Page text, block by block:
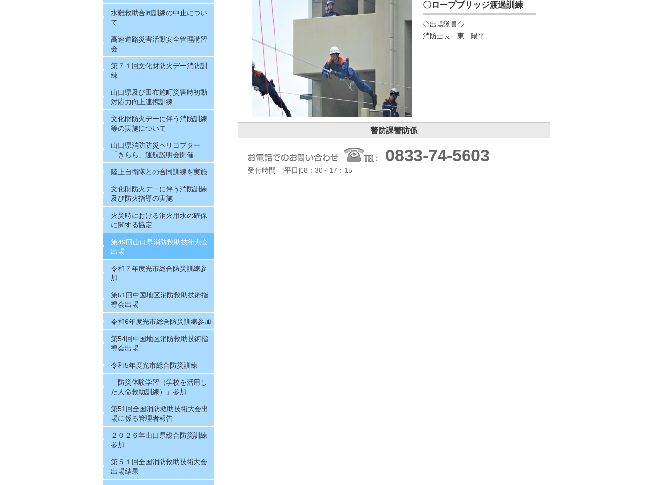
水難救助合同訓練の中止につい
て
高速道路災害活動安全管理講習
会
第７１回文化財防火デー消防訓
練
山口県及び田布施町災害時初動
対応力向上連携訓練
文化財防火デーに伴う消防訓練
等の実施について
山口県消防防災ヘリコプター
「きらら」運航説明会開催
陸上自衛隊との合同訓練を実施
文化財防火デーに伴う消防訓練
及び防火指導の実施
火災時における消火用水の確保
に関する協定
第49回山口県消防救助技術大会
出場
令和７年度光市総合防災訓練参
加
第51回中国地区消防救助技術指
導会出場
令和6年度光市総合防災訓練参加
第54回中国地区消防救助技術指
導会出場
令和5年度光市総合防災訓練
「防災体験学習（学校を活用し
た人命救助訓練）」参加
第51回全国消防救助技術大会出
場に係る管理者報告
２０２６年山口県総合防災訓練
参加
第５１回全国消防救助技術大会
出場結果
〇ロープブリッジ渡過訓練
◇出場隊員◇
消防士長 東 陽平
警防課警防係
0833-74-5603
受付時間 [平日]08：30～17：15